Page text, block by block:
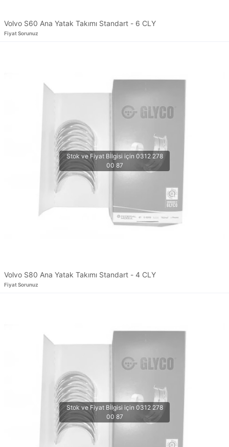
Volvo S60 Ana Yatak Takımı Standart - 6 CLY
Fiyat Sorunuz
Volvo S80 Ana Yatak Takımı Standart - 4 CLY
Fiyat Sorunuz